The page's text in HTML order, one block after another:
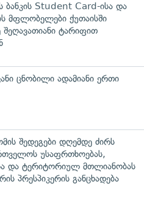
ბანკის Student Card-ისა და
მფლობელები ქუთაისში
ტარიფით
ცნობილი ადამიანი ერთი
შედეგები დღემდე ძირს
უსაფრთხოებას,
და ტერიტორიულ მთლიანობას
პრესპიკერის განცხადება